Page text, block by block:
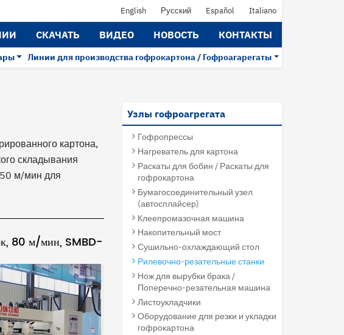
English Русский Español Italiano
СКАЧАТЬ ВИДЕО НОВОСТЬ КОНТАКТЫ
Линии для производства гофрокартона / Гофроагарегаты
картона,
складывания
м/мин для
80 м/мин, SMBD-
Узлы гофроагрегата
Гофропрессы
Нагреватель для картона
Раскаты для бобин / Раскаты для
гофрокартона
Бумагосоединительный узел
(автосплайсер)
Клеепромазочная машина
Накопительный мост
Сушильно-охлаждающий стол
Рилевочно-резательные станки
Нож для вырубки брака /
Поперечно-резательная машина
Листоукладчики
Оборудование для резки и укладки
гофрокартона